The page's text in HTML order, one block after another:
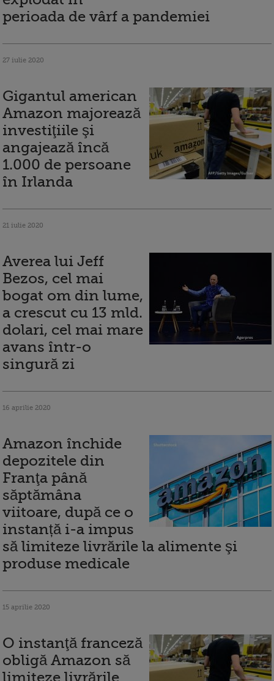
perioada de vârf a pandemiei
27 iulie 2020
Gigantul american
Amazon majorează
investiţiile şi
angajează încă
1.000 de persoane
în Irlanda
21 iulie 2020
Averea lui Jeff
Bezos, cel mai
bogat om din lume,
a crescut cu 13 mld.
dolari, cel mai mare
avans într-o
singură zi
16 aprilie 2020
Amazon închide
depozitele din
Franţa până
săptămâna
viitoare, după ce o
instanță i-a impus
să limiteze livrările la alimente şi
produse medicale
15 aprilie 2020
O instanţă franceză
obligă Amazon să
limiteze livrările